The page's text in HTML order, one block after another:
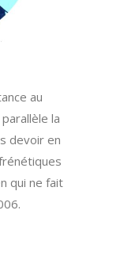
au
la
devoir en
qui ne fait